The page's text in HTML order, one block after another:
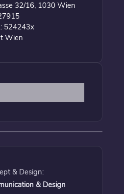
32/16, 1030 Wien
524243x
Wien
& Design:
& Design